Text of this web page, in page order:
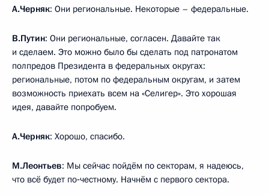
А.Черняк: Они региональные. Некоторые – федеральные.
В.Путин: Они региональные, согласен. Давайте так
и сделаем. Это можно было бы сделать под патронатом
полпредов Президента в федеральных округах:
региональные, потом по федеральным округам, и затем
возможность приехать всем на «Селигер». Это хорошая
идея, давайте попробуем.
А.Черняк: Хорошо, спасибо.
М.Леонтьев: Мы сейчас пойдём по секторам, я надеюсь,
что всё будет по‑честному. Начнём с первого сектора.